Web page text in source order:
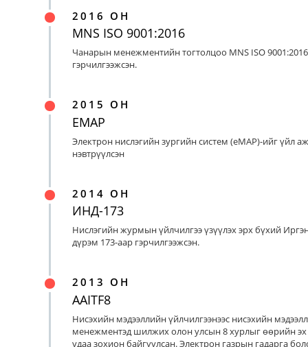
2016 ОН
MNS ISO 9001:2016
Чанарын менежментийн тогтолцоо MNS ISO
гэрчилгээжсэн.
2015 ОН
EMAP
Электрон нислэгийн зургийн систем (eMAP)-ийг үйл
нэвтрүүлсэн
2014 ОН
ИНД-173
Нислэгийн журмын үйлчилгээ үзүүлэх эрх бүхий
дүрэм 173-аар гэрчилгээжсэн.
2013 ОН
AAITF8
Нисэхийн мэдээллийн үйлчилгээнээс нисэхийн
менежментэд шилжих олон улсын 8 хурлыг өөрийн
удаа зохион байгуулсан. Электрон газрын гадарга